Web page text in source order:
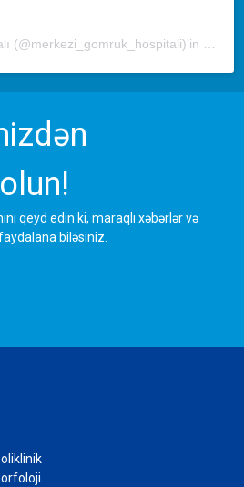
Mərkəzi Gömrük Hospitalı (@merkezi_gomruk_hospitali)'in paylaştığı bir gönderi
qeyd edin ki, maraqlı xəbərlər və
biləsiniz.